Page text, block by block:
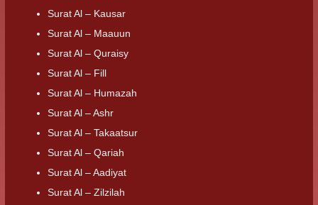
Surat Al – Kausar
Surat Al – Maauun
Surat Al – Quraisy
Surat Al – Fill
Surat Al – Humazah
Surat Al – Ashr
Surat Al – Takaatsur
Surat Al – Qariah
Surat Al – Aadiyat
Surat Al – Zilzilah